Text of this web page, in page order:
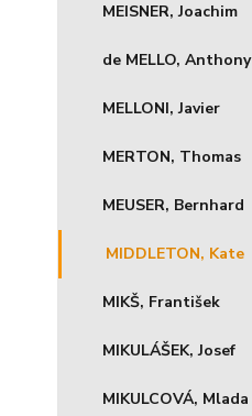
MEISNER, Joachim
de MELLO, Anthony
MELLONI, Javier
MERTON, Thomas
MEUSER, Bernhard
MIDDLETON, Kate
MIKŠ, František
MIKULÁŠEK, Josef
MIKULCOVÁ, Mlada